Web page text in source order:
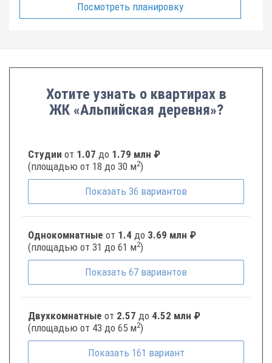
Посмотреть планировку
Хотите узнать о квартирах в
ЖК «Альпийская деревня»?
Студии от 1.07 до 1.79 млн ₽
(площадью от 18 до 30 м2)
Показать 36 вариантов
Однокомнатные от 1.4 до 3.69 млн ₽
(площадью от 31 до 61 м2)
Показать 67 вариантов
Двухкомнатные от 2.57 до 4.52 млн ₽
(площадью от 43 до 65 м2)
Показать 161 вариант